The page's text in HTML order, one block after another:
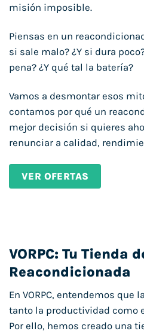
misión imposible.
Piensas en un
si sale malo? ¿Y si dura
pena? ¿Y qué tal la batería?
Vamos a desmontar esos
contamos por qué un
mejor decisión si quieres
renunciar a calidad,
VER OFERTAS
VORPC: Tu Tienda
Reacondicionada
En VORPC, entendemos que
tanto la productividad como
Por ello, hemos creado una